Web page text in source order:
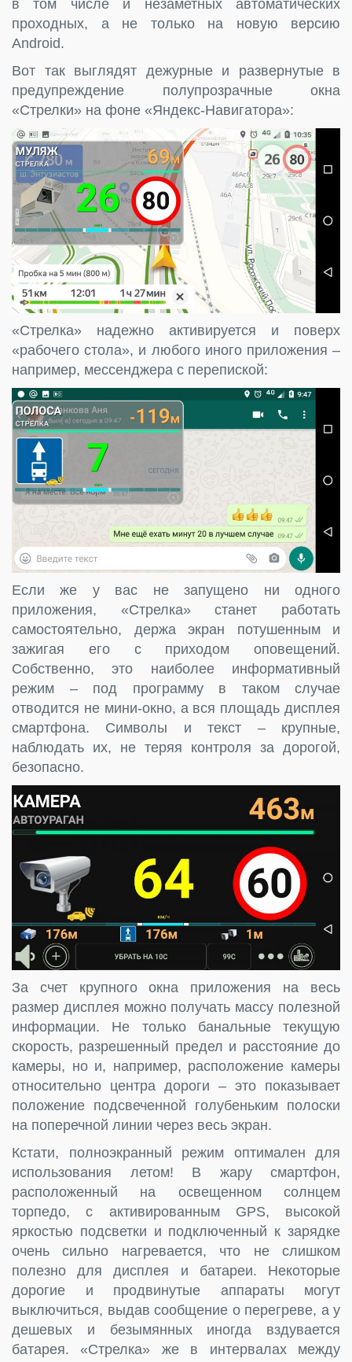
в том числе и незаметных автоматических
проходных, а не только на новую версию
Android.
Вот так выглядят дежурные и развернутые в
предупреждение полупрозрачные окна
«Стрелки» на фоне «Яндекс-Навигатора»:
«Стрелка» надежно активируется и поверх
«рабочего стола», и любого иного приложения –
например, мессенджера с перепиской:
Если же у вас не запущено ни одного
приложения, «Стрелка» станет работать
самостоятельно, держа экран потушенным и
зажигая его с приходом оповещений.
Собственно, это наиболее информативный
режим – под программу в таком случае
отводится не мини-окно, а вся площадь дисплея
смартфона. Символы и текст – крупные,
наблюдать их, не теряя контроля за дорогой,
безопасно.
За счет крупного окна приложения на весь
размер дисплея можно получать массу полезной
информации. Не только банальные текущую
скорость, разрешенный предел и расстояние до
камеры, но и, например, расположение камеры
относительно центра дороги – это показывает
положение подсвеченной голубеньким полоски
на поперечной линии через весь экран.
Кстати, полноэкранный режим оптимален для
использования летом! В жару смартфон,
расположенный на освещенном солнцем
торпедо, с активированным GPS, высокой
яркостью подсветки и подключенный к зарядке
очень сильно нагревается, что не слишком
полезно для дисплея и батареи. Некоторые
дорогие и продвинутые аппараты могут
выключиться, выдав сообщение о перегреве, а у
дешевых и безымянных иногда вздувается
батарея. «Стрелка» же в интервалах между